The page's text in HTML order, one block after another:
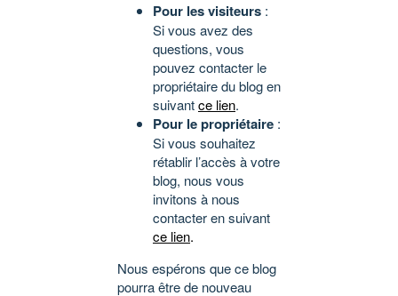
Pour les visiteurs :
Si vous avez des
questions, vous
pouvez contacter le
propriétaire du blog en
suivantce lien.
Pour le propriétaire :
Si vous souhaitez
rétablir l’accès à votre
blog, nous vous
invitons à nous
contacter en suivant
ce lien.
Nous espérons que ce blog
pourra être de nouveau